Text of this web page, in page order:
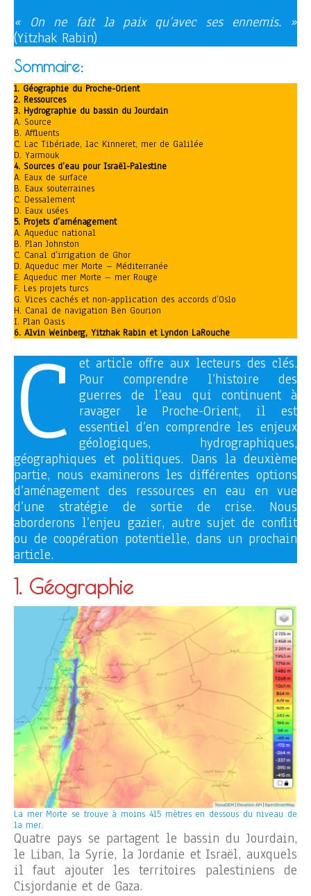
« On ne fait la paix qu’avec ses ennemis. »
(Yitzhak Rabin)
Sommaire:
1. Géographie du Proche-Orient
2. Ressources
3. Hydrographie du bassin du Jourdain
A. Source
B. Affluents
C. Lac Tibériade, lac Kinneret, mer de Galilée
D. Yarmouk
4. Sources d’eau pour Israël-Palestine
A. Eaux de surface
B. Eaux souterraines
C. Dessalement
D. Eaux usées
5. Projets d’aménagement
A. Aqueduc national
B. Plan Johnston
C. Canal d’irrigation de Ghor
D. Aqueduc mer Morte – Méditerranée
E. Aqueduc mer Morte – mer Rouge
F. Les projets turcs
G. Vices cachés et non-application des accords d’Oslo
H. Canal de navigation Ben Gourion
I. Plan Oasis
6. Alvin Weinberg, Yitzhak Rabin et Lyndon LaRouche
C
et article offre aux lecteurs des clés.
Pour comprendre l’histoire des
guerres de l’eau qui continuent à
ravager le Proche-Orient, il est
essentiel d’en comprendre les enjeux
géologiques, hydrographiques,
géographiques et politiques. Dans la deuxième
partie, nous examinerons les différentes options
d’aménagement des ressources en eau en vue
d’une stratégie de sortie de crise. Nous
aborderons l’enjeu gazier, autre sujet de conflit
ou de coopération potentielle, dans un prochain
article.
1. Géographie
La mer Morte se trouve à moins 415 mètres en dessous du niveau de
la mer.
Quatre pays se partagent le bassin du Jourdain,
le Liban, la Syrie, la Jordanie et Israël, auxquels
il faut ajouter les territoires palestiniens de
Cisjordanie et de Gaza.